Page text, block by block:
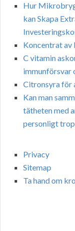
Hur
kan Skapa
Koncentrat av
C vitamin
immunförsvar
Citronsyra för
Kan man
tätheten med
personligt
Privacy
Sitemap
Ta hand om